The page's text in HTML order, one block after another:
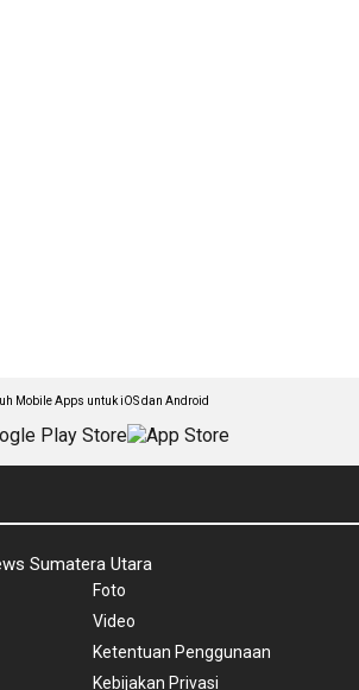
Mobile Apps untuk iOS dan Android
Sumatera Utara
Foto
Video
Ketentuan Penggunaan
Kebijakan Privasi